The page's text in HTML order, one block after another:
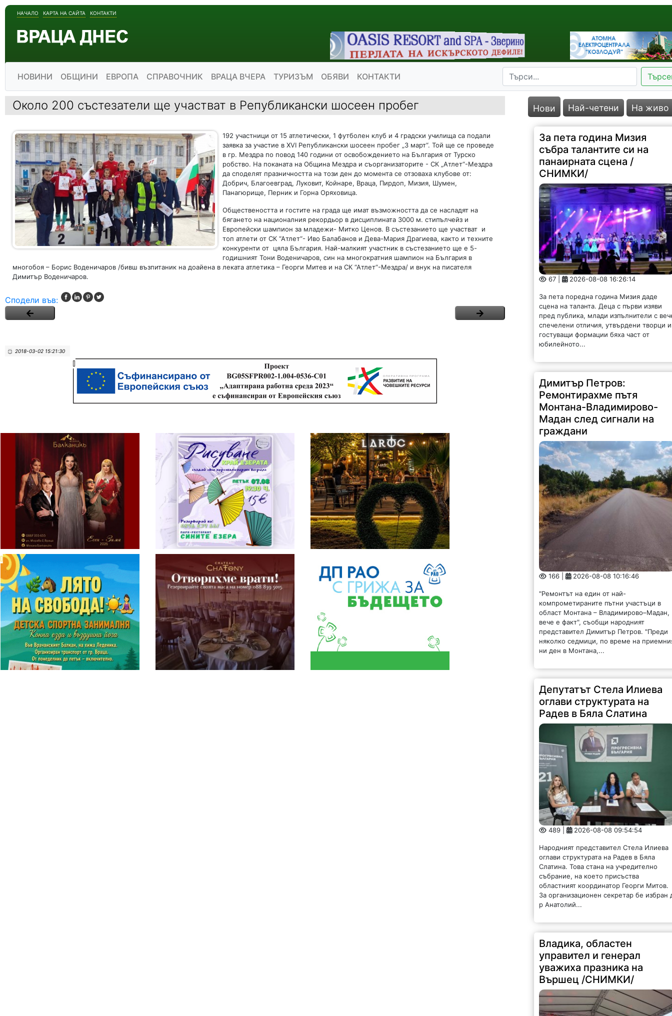
НАЧАЛО КАРТА НА САЙТА КОНТАКТИ
НОВИНИ ОБЩИНИ ЕВРОПА СПРАВОЧНИК ВРАЦА ВЧЕРА ТУРИЗЪМ ОБЯВИ КОНТАКТИ
Около 200 състезатели ще участват в Републикански шосеен пробег
192 участници от 15 атлетически, 1 футболен клуб и 4 градски училища са подали
заявка за участие в XVI Републикански шосеен пробег „3 март“. Той ще се проведе
в гр. Мездра по повод 140 години от освобождението на България от Турско
робство. На поканата на Община Мездра и съорганизаторите - СК „Атлет“-Мездра
да споделят празничността на този ден до момента се отзоваха клубове от:
Добрич, Благоевград, Луковит, Койнаре, Враца, Пирдоп, Мизия, Шумен,
Панагюрище, Перник и Горна Оряховица.
Обществеността и гостите на града ще имат възможността да се насладят на
бягането на националния рекордьор в дисциплината 3000 м. стипълчейз и
Европейски шампион за младежи- Митко Ценов. В състезанието ще участват и
топ атлети от СК “Атлет“- Иво Балабанов и Дева-Мария Драгиева, както и техните
конкуренти от цяла България. Най-малкият участник в състезанието ще е 5-
годишният Тони Воденичаров, син на многократния шампион на България в
многобоя – Борис Воденичаров /бивш възпитаник на доайена в леката атлетика – Георги Митев и на СК “Атлет“-Мездра/ и внук на писателя
Димитър Воденичаров.
Сподели във:
2018-03-02 15:21:30
Нови Най-четени На живо
За пета година Мизия
събра талантите си на
панаирната сцена /
СНИМКИ/
67 | 2026-08-08 16:26:14
За пета поредна година Мизия даде
сцена на таланта. Деца с първи изяви
пред публика, млади изпълнители с
спечелени отличия, утвърдени творци и
гостуващи формации бяха част от
юбилейното...
Димитър Петров:
Ремонтирахме пътя
Монтана-Владимирово-
Мадан след сигнали на
граждани
166 | 2026-08-08 10:16:46
"Ремонтът на един от най-
компрометираните пътни участъци в
област Монтана – Владимирово–Мадан,
вече е факт", съобщи народният
представител Димитър Петров. "Преди
няколко седмици, по време на
ни ден в Монтана,...
Депутатът Стела Илиева
оглави структурата на
Радев в Бяла Слатина
489 | 2026-08-08 09:54:54
Народният представител Стела Илиева
оглави структурата на Радев в Бяла
Слатина. Това стана на учредително
събрание, на което присъства
областният координатор Георги Митов.
За организационен секретар бе избран
р Анатолий...
Владика, областен
управител и генерал
уважиха празника на
Вършец /СНИМКИ/